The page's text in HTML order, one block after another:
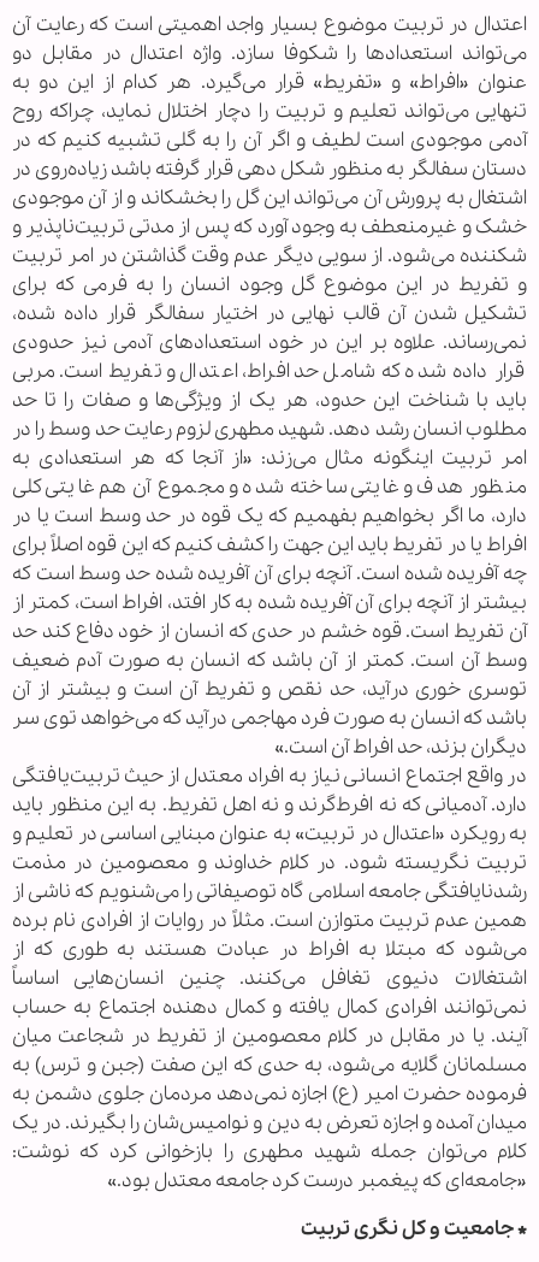
اعتدال در تربیت موضوع بسیار واجد اهمیتی است که رعایت آن
می‌تواند استعداد‌ها را شکوفا سازد. واژه اعتدال در مقابل دو
عنوان «افراط» و «تفریط» قرار می‌گیرد. هر کدام از این دو به
تنهایی می‌تواند تعلیم و تربیت را دچار اختلال نماید، چراکه روح
آدمی موجودی است لطیف و اگر آن را به گلی تشبیه کنیم که در
دستان سفالگر به منظور شکل دهی قرار گرفته باشد زیاده‌روی در
اشتغال به پرورش آن می‌تواند این گل را بخشکاند و از آن موجودی
خشک و غیرمنعطف به وجود آورد که پس از مدتی تربیت‌ناپذیر و
شکننده می‌شود. از سویی دیگر عدم وقت گذاشتن در امر تربیت
و تفریط در این موضوع گل وجود انسان را به فرمی که برای
تشکیل شدن آن قالب نهایی در اختیار سفالگر قرار داده شده،
نمی‌رساند. علاوه بر این در خود استعداد‌های آدمی نیز حدودی
قرار داده شده که شامل حد افراط، اعتدال و تفریط است. مربی
باید با شناخت این حدود، هر یک از ویژگی‌ها و صفات را تا حد
مطلوب انسان رشد دهد. شهید مطهری لزوم رعایت حد وسط را در
امر تربیت اینگونه مثال می‌زند: «از آنجا که هر استعدادی به
منظور هدف و غایتی ساخته شده و مجموع آن هم غایتی کلی
دارد، ما اگر بخواهیم بفهمیم که یک قوه در حد وسط است یا در
افراط یا در تفریط باید این جهت را کشف کنیم که این قوه اصلاً برای
چه آفریده شده است. آنچه برای آن آفریده شده حد وسط است که
بیشتر از آنچه برای آن آفریده شده به کار افتد، افراط است، کمتر از
آن تفریط است. قوه خشم در حدی که انسان از خود دفاع کند حد
وسط آن است. کمتر از آن باشد که انسان به صورت آدم ضعیف
توسری خوری درآید، حد نقص و تفریط آن است و بیشتر از آن
باشد که انسان به صورت فرد مهاجمی درآید که می‌خواهد توی سر
دیگران بزند، حد افراط آن است.»
در واقع اجتماع انسانی نیاز به افراد معتدل از حیث تربیت‌یافتگی
دارد. آدمیانی که نه افرط‌گرند و نه اهل تفریط. به این منظور باید
به رویکرد «اعتدال در تربیت» به عنوان مبنایی اساسی در تعلیم و
تربیت نگریسته شود. در کلام خداوند و معصومین در مذمت
رشدنایافتگی جامعه اسلامی گاه توصیفاتی را می‌شنویم که ناشی از
همین عدم تربیت متوازن است. مثلاً در روایات از افرادی نام برده
می‌شود که مبتلا به افراط در عبادت هستند به طوری که از
اشتغالات دنیوی تغافل می‌کنند. چنین انسان‌هایی اساساً
نمی‌توانند افرادی کمال یافته و کمال دهنده اجتماع به حساب
آیند. یا در مقابل در کلام معصومین از تفریط در شجاعت میان
مسلمانان گلایه می‌شود، به حدی که این صفت (جبن و ترس) به
فرموده حضرت امیر (ع) اجازه نمی‌دهد مردمان جلوی دشمن به
میدان آمده و اجازه تعرض به دین و نوامیس‌شان را بگیرند. در یک
کلام می‌توان جمله شهید مطهری را بازخوانی کرد که نوشت:
«جامعه‌ای که پیغمبر درست کرد جامعه معتدل بود.»
*جامعیت و کل نگری تربیت